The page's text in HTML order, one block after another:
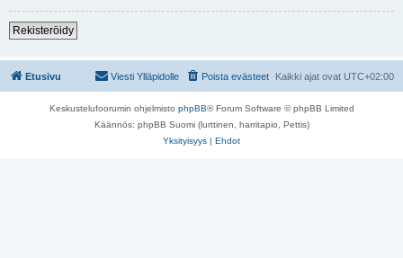
Rekisteröidy
Etusivu Kaikki ajat ovat UTC+02:00
Poista evästeet
Viesti Ylläpidolle
Keskustelufoorumin ohjelmisto phpBB® Forum Software © phpBB Limited
Käännös: phpBB Suomi (lurttinen, harritapio, Pettis)
Yksityisyys | Ehdot